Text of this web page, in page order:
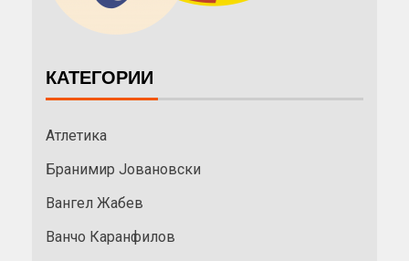
КАТЕГОРИИ
Атлетика
Бранимир Јовановски
Вангел Жабев
Ванчо Каранфилов